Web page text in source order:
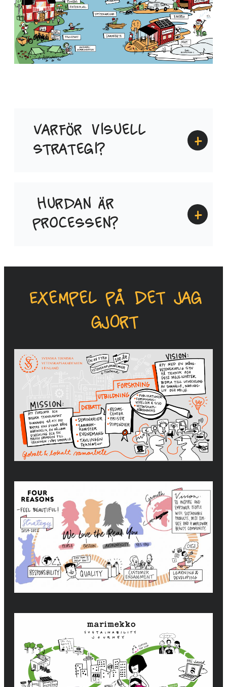
Varför visuell
strategi?
Hurdan är
processen?
Exempel på det jag
gjort